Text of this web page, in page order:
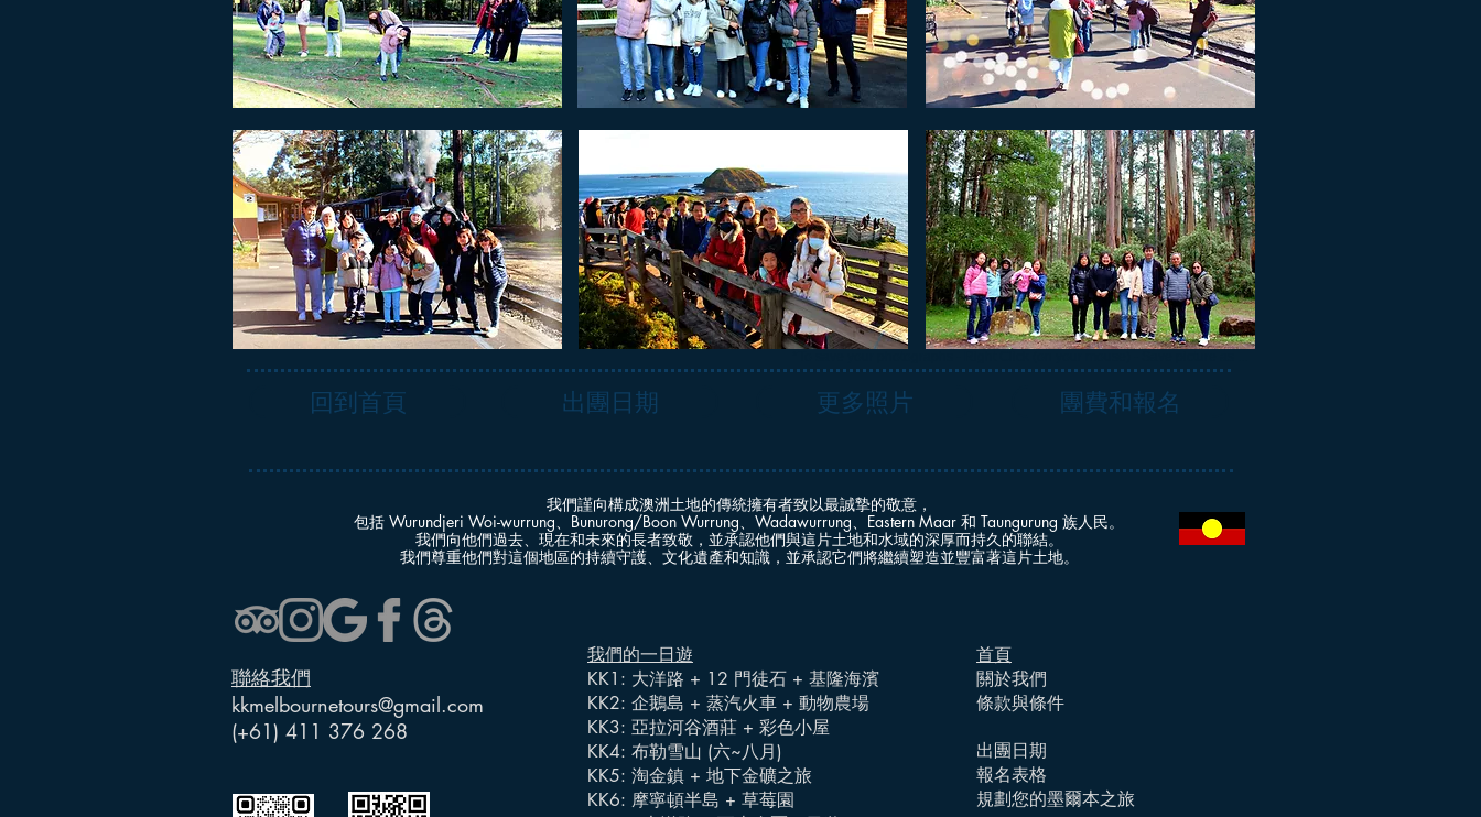
回到首頁 出團日期 更多照片 團費和報名
我們謹向構成澳洲土地的傳統擁有者致以最誠摯的敬意，
包括 Wurundjeri Woi-wurrung、Bunurong/Boon Wurrung、Wadawurrung、Eastern Maar 和 Taungurung 族人民。
我們向他們過去、現在和未來的長者致敬，並承認他們與這片土地和水域的深厚而持久的聯結。
我們尊重他們對這個地區的持續守護、文化遺產和知識，並承認它們將繼續塑造並豐富著這片土地。
聯絡我們
kkmelbournetours@gmail.com
(+61) 411 376 268
我們的一日遊
KK1: 大洋路 + 12 門徒石 + 基隆海濱
KK2: 企鵝島 + 蒸汽火車 + 動物農場
KK3: 亞拉河谷酒莊 + 彩色小屋
KK4: 布勒雪山 (六~八月)
KK5: 淘金鎮 + 地下金礦之旅
KK6: 摩寧頓半島 + 草莓園
首頁
關於我們
條款與條件
出團日期
報名表格
規劃您的墨爾本之旅